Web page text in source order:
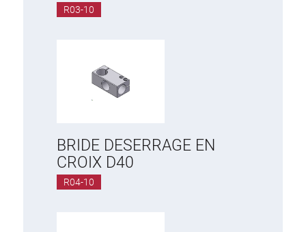
R03-10
BRIDE DESERRAGE EN
CROIX D40
R04-10